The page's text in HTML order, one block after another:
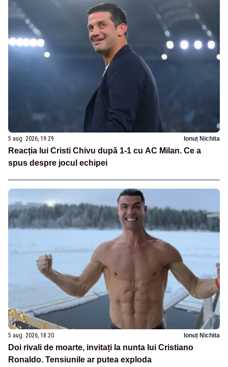
5 aug. 2026, 19:29 Ionuț Nichita
Reacția lui Cristi Chivu după 1-1 cu AC Milan. Ce a
spus despre jocul echipei
5 aug. 2026, 18:20 Ionuț Nichita
Doi rivali de moarte, invitați la nunta lui Cristiano
Ronaldo. Tensiunile ar putea exploda